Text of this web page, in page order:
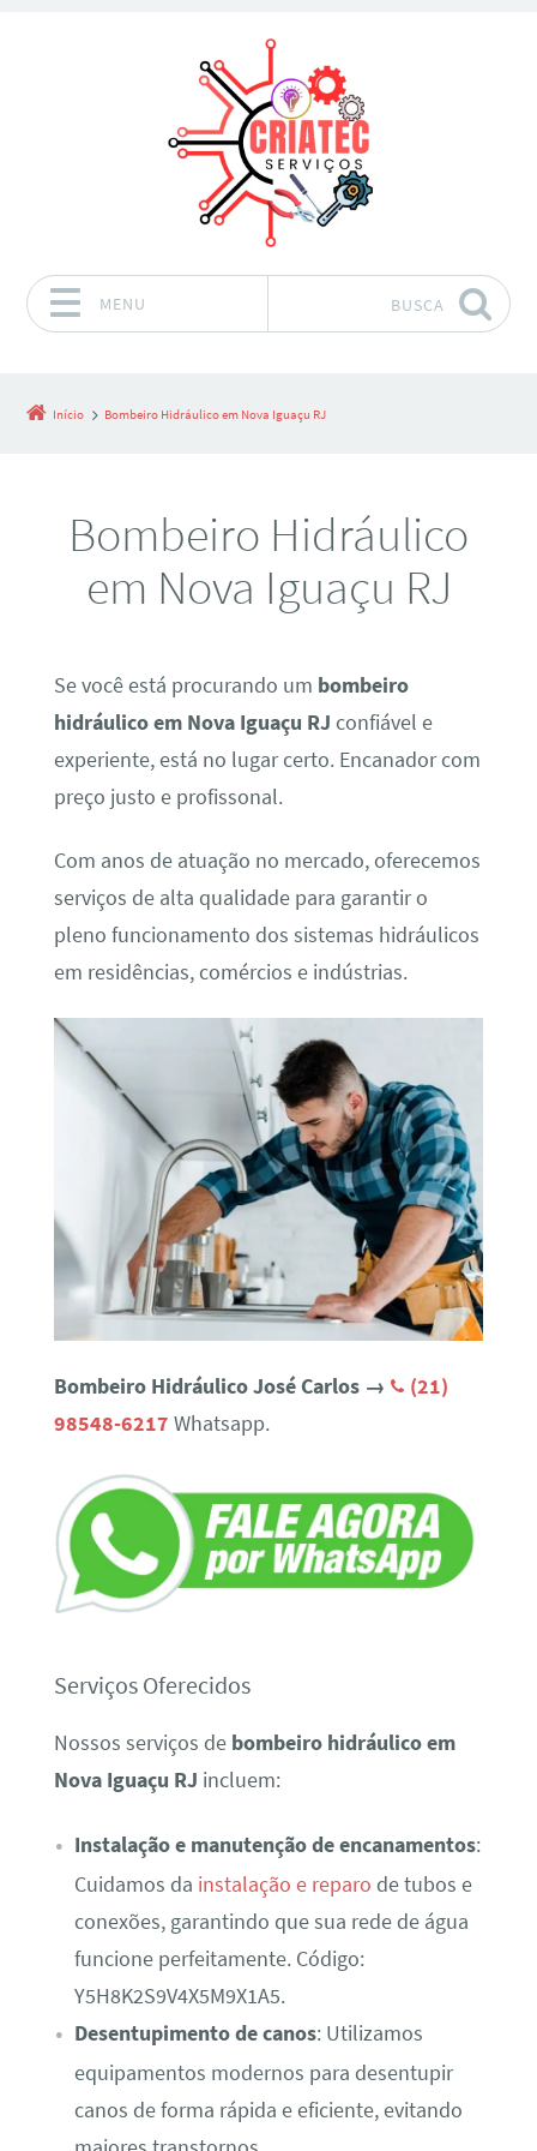
MENU BUSCA
Início Bombeiro Hidráulico em Nova Iguaçu RJ
Bombeiro Hidráulico
em Nova Iguaçu RJ
Se você está procurando um bombeiro
hidráulico em Nova Iguaçu RJ confiável e
experiente, está no lugar certo. Encanador com
preço justo e profissonal.
Com anos de atuação no mercado, oferecemos
serviços de alta qualidade para garantir o
pleno funcionamento dos sistemas hidráulicos
em residências, comércios e indústrias.
Bombeiro Hidráulico José Carlos →
(21)
98548-6217 Whatsapp.
Serviços Oferecidos
Nossos serviços de bombeiro hidráulico em
Nova Iguaçu RJ incluem:
Instalação e manutenção de encanamentos:
Cuidamos da instalação e reparo de tubos e
conexões, garantindo que sua rede de água
funcione perfeitamente. Código:
Y5H8K2S9V4X5M9X1A5.
Desentupimento de canos: Utilizamos
equipamentos modernos para desentupir
canos de forma rápida e eficiente, evitando